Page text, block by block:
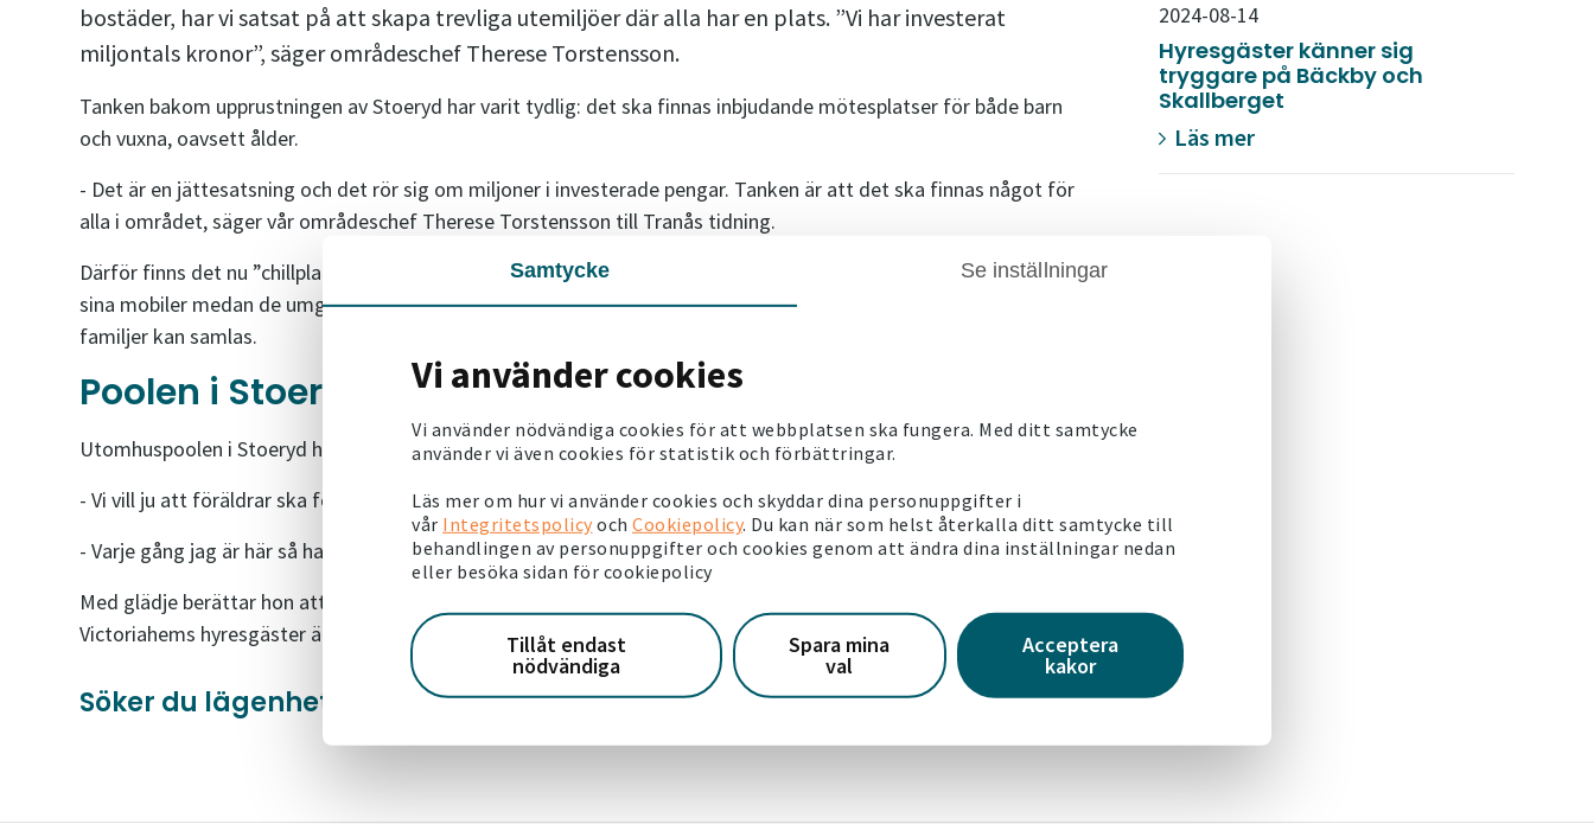
Samtycke Se inställningar
Vi använder cookies
Vi använder nödvändiga cookies för att webbplatsen ska fungera. Med ditt samtycke
använder vi även cookies för statistik och förbättringar.
Läs mer om hur vi använder cookies och skyddar dina personuppgifter i
vår Integritetspolicy och Cookiepolicy. Du kan när som helst återkalla ditt samtycke till
behandlingen av personuppgifter och cookies genom att ändra dina inställningar nedan
eller besöka sidan för cookiepolicy
Tillåt endast
nödvändiga
Spara mina
val
Acceptera
kakor
bostäder, har vi satsat på att skapa trevliga utemiljöer där alla har en plats. ”Vi har investerat
miljontals kronor”, säger områdeschef Therese Torstensson.
Tanken bakom upprustningen av Stoeryd har varit tydlig: det ska finnas inbjudande mötesplatser för både barn
och vuxna, oavsett ålder.
- Det är en jättesatsning och det rör sig om miljoner i investerade pengar. Tanken är att det ska finnas något för
alla i området, säger vår områdeschef Therese Torstensson till Tranås tidning.
Därför finns det nu ”chillplatser” för äldre ungdomar i bostadsområdet, fina bänkar där de till och med kan ladda
sina mobiler medan de umgås. Intill den alldeles nya lekplatsen för de mindre barnen finns flera grillplatser där
familjer kan samlas.
Poolen i Stoeryd är renoverad
Utomhuspoolen i Stoeryd har renoverats under två år. Nu står här bord och stolar där man kan fika.
- Vi vill ju att föräldrar ska följa med ut och vara med barnen som badar, förklarar Therese i tidningen.
- Varje gång jag är här så har det kommit fram barn och frågat när poolen öppnar, säger hon också.
Med glädje berättar hon att söndagen den 22 maj är det invigning av poolen med pompa och ståt och alla
Victoriahems hyresgäster är inbjudna.
Söker du lägenhet i Tranås?Se våra lediga hyreslägenheter i Tranås.
2024-08-14
Hyresgäster känner sig
tryggare på Bäckby och
Skallberget
Läs mer